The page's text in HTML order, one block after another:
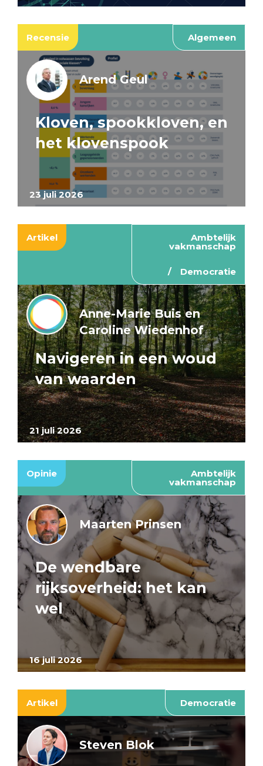
Recensie Algemeen
23 juli 2026
Arend Geul
Kloven, spookkloven, en
het klovenspook
Artikel Ambtelijk
vakmanschap
Democratie
21 juli 2026
Anne-Marie Buis en
Caroline Wiedenhof
Navigeren in een woud
van waarden
Opinie Ambtelijk
vakmanschap
16 juli 2026
Maarten Prinsen
De wendbare
rijksoverheid: het kan
wel
Artikel Democratie
Steven Blok